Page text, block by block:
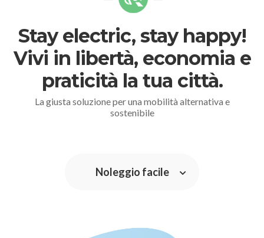
Stay electric, stay happy!
Vivi in libertà, economia e
praticità la tua città.
La giusta soluzione per una mobilità alternativa e
sostenibile
Noleggio facile